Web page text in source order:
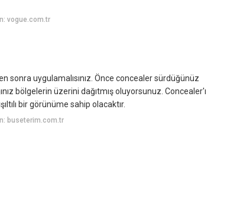
vogue.com.tr
sonra uygulamalısınız. Önce concealer sürdüğünüz
bölgelerin üzerini dağıtmış oluyorsunuz. Concealer'ı
bir görünüme sahip olacaktır.
buseterim.com.tr